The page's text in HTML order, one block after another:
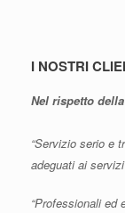
I NOSTRI
Nel rispetto
“Servizio serio e
adeguati ai
“Professionali ed